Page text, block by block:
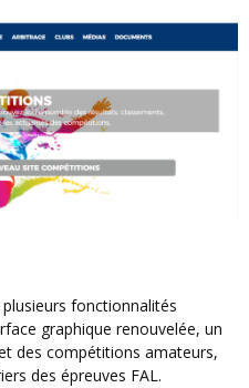
graphique renouvelée, un
des compétitions amateurs,
des épreuves FAL.